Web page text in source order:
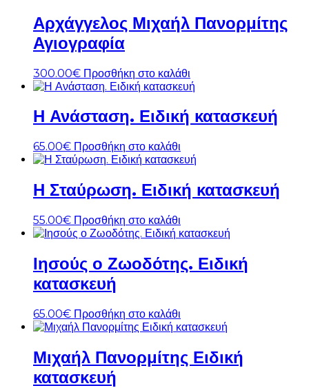
Αρχάγγελος Μιχαήλ Πανορμίτης
Αγιογραφία
300.00€ Προσθήκη στο καλάθι
Η Ανάσταση. Ειδική κατασκευή
65.00€ Προσθήκη στο καλάθι
Η Σταύρωση. Ειδική κατασκευή
55.00€ Προσθήκη στο καλάθι
Ιησούς ο Ζωοδότης. Ειδική
κατασκευή
65.00€ Προσθήκη στο καλάθι
Μιχαήλ Πανορμίτης Ειδική
κατασκευή